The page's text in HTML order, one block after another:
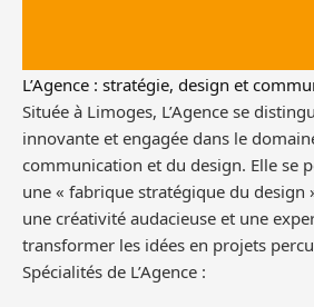
L’Agence : stratégie, design et
Située à Limoges, L’Agence se
innovante et engagée dans le
communication et du design. Elle se
une « fabrique stratégique du design
une créativité audacieuse et une
transformer les idées en projets
Spécialités de L’Agence :